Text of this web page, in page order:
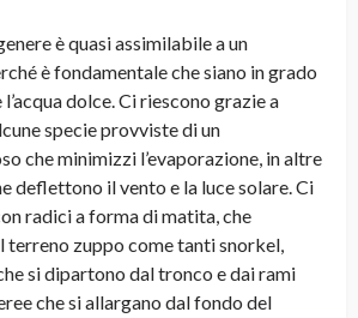
è quasi assimilabile a un
è fondamentale che siano in grado
dolce. Ci riescono grazie a
specie provviste di un
che minimizzi l’evaporazione, in altre
deflettono il vento e la luce solare. Ci
radici a forma di matita, che
terreno zuppo come tanti snorkel,
si dipartono dal tronco e dai rami
che si allargano dal fondo del